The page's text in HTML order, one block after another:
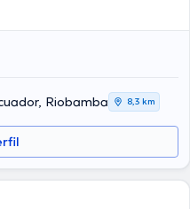
Riobamba 8,3 km